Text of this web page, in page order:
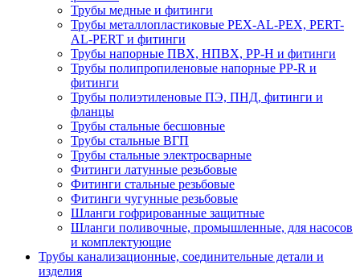
Трубы медные и фитинги
Трубы металлопластиковые PEX-AL-PEX, PERT-
AL-PERT и фитинги
Трубы напорные ПВХ, НПВХ, PP-H и фитинги
Трубы полипропиленовые напорные PP-R и
фитинги
Трубы полиэтиленовые ПЭ, ПНД, фитинги и
фланцы
Трубы стальные бесшовные
Трубы стальные ВГП
Трубы стальные электросварные
Фитинги латунные резьбовые
Фитинги стальные резьбовые
Фитинги чугунные резьбовые
Шланги гофрированные защитные
Шланги поливочные, промышленные, для насосов
и комплектующие
Трубы канализационные, соединительные детали и
изделия